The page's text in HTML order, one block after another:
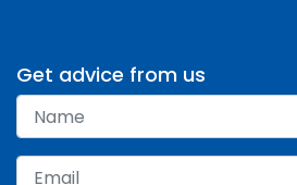
Get advice from us